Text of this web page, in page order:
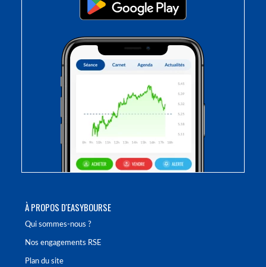
À PROPOS D'EASYBOURSE
Qui sommes-nous ?
Nos engagements RSE
Plan du site